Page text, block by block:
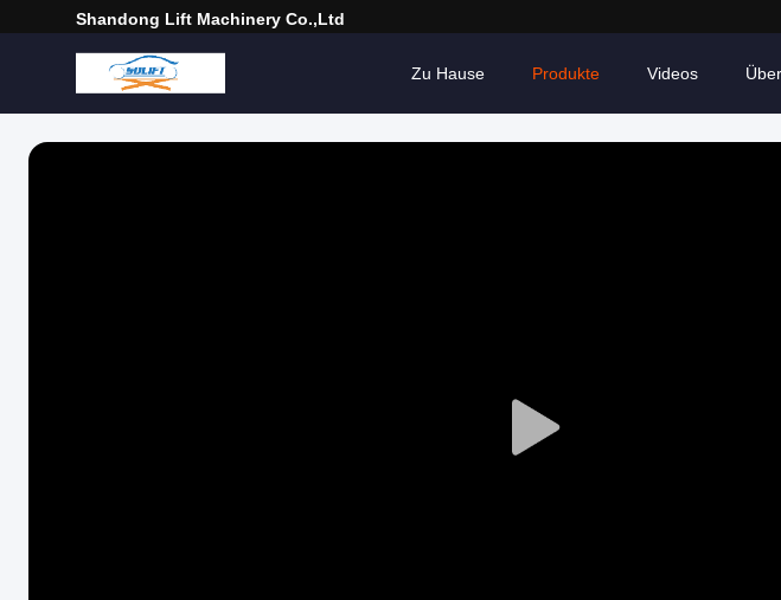
Shandong Lift Machinery Co.,Ltd
Zu Hause Produkte Videos
Play